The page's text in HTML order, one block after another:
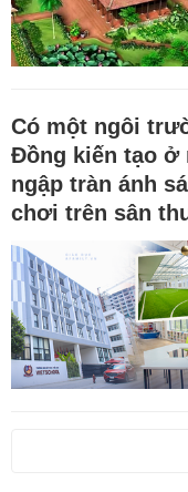
Có một ngôi
Đồng kiến tạo ở
ngập tràn ánh
chơi trên sân